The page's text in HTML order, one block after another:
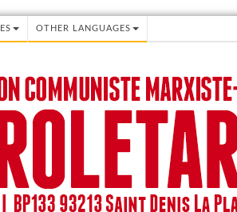
OTHER LANGUAGES